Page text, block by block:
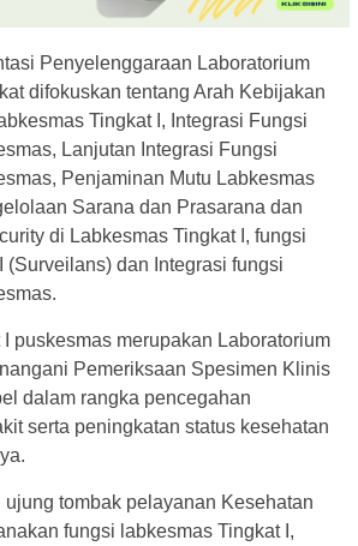
Penyelenggaraan Laboratorium
difokuskan tentang Arah Kebijakan
Tingkat I, Integrasi Fungsi
Lanjutan Integrasi Fungsi
Penjaminan Mutu Labkesmas
Sarana dan Prasarana dan
di Labkesmas Tingkat I, fungsi
(Surveilans) dan Integrasi fungsi
I puskesmas merupakan Laboratorium
Pemeriksaan Spesimen Klinis
dalam rangka pencegahan
serta peningkatan status kesehatan
tombak pelayanan Kesehatan
fungsi labkesmas Tingkat I,